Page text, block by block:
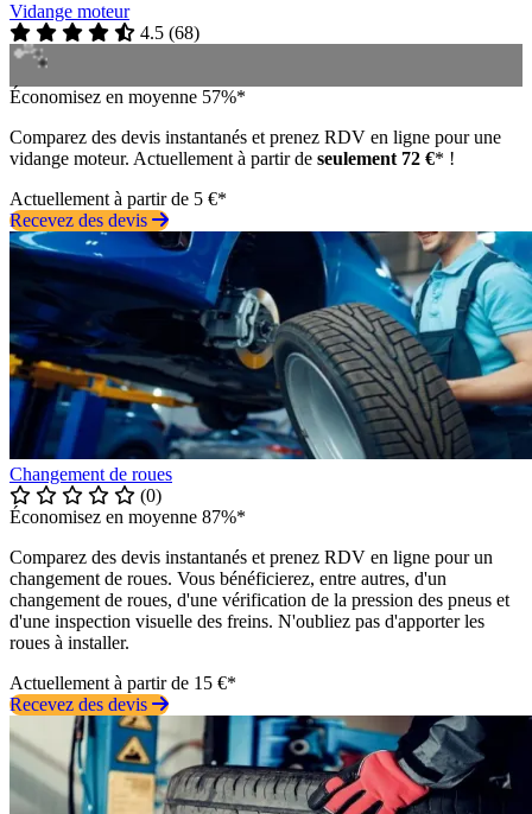
Vidange moteur
4.5 (68)
Économisez en moyenne 57%*
Comparez des devis instantanés et prenez RDV en ligne pour une
vidange moteur. Actuellement à partir de seulement 72 €* !
Actuellement à partir de 5 €*
Recevez des devis
Changement de roues
(0)
Économisez en moyenne 87%*
Comparez des devis instantanés et prenez RDV en ligne pour un
changement de roues. Vous bénéficierez, entre autres, d'un
changement de roues, d'une vérification de la pression des pneus et
d'une inspection visuelle des freins. N'oubliez pas d'apporter les
roues à installer.
Actuellement à partir de 15 €*
Recevez des devis